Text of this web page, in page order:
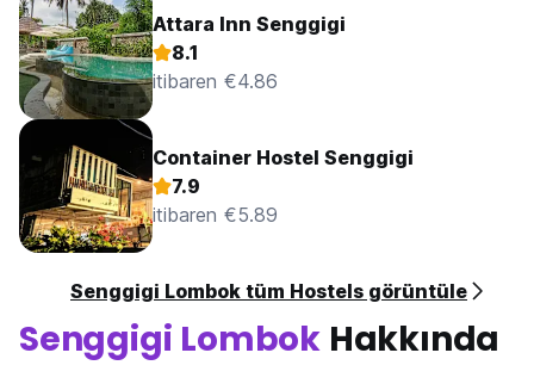
Attara Inn Senggigi
8.1
itibaren €4.86
Container Hostel Senggigi
7.9
itibaren €5.89
Senggigi Lombok tüm Hostels görüntüle
Senggigi Lombok Hakkında